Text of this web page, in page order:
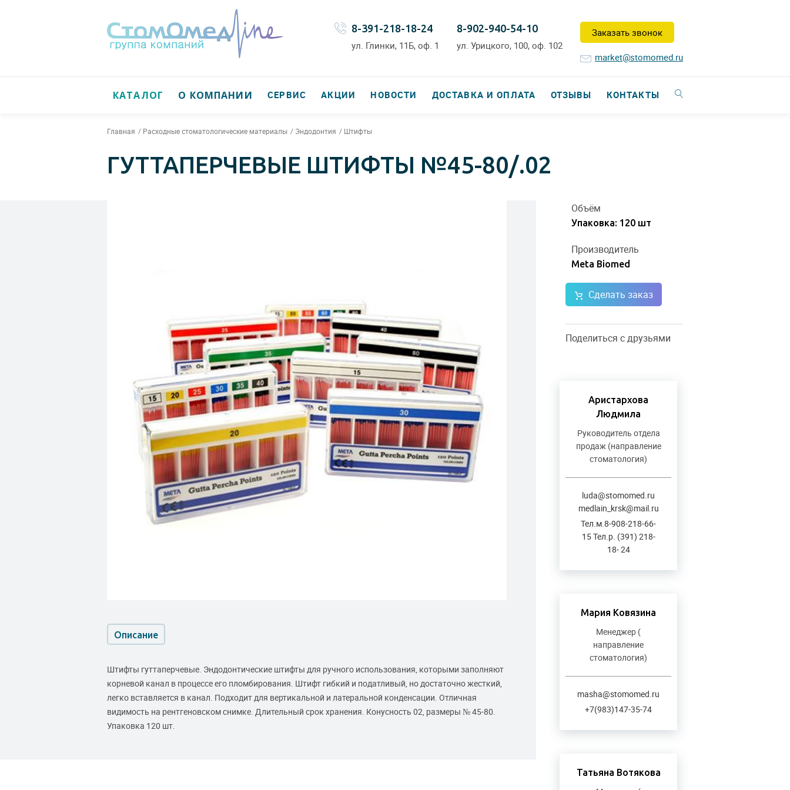
Заказать звонок
market@stomomed.ru
8-902-940-54-10
ул. Урицкого, 100, оф. 102
8-391-218-18-24
ул. Глинки, 11Б, оф. 1
КАТАЛОГ О КОМПАНИИ СЕРВИС АКЦИИ НОВОСТИ ДОСТАВКА И ОПЛАТА ОТЗЫВЫ КОНТАКТЫ
Главная Расходные стоматологические материалы Эндодонтия Штифты
ГУТТАПЕРЧЕВЫЕ ШТИФТЫ №45-80/.02
Объём
Упаковка: 120 шт
Производитель
Meta Biomed
Сделать заказ
Поделиться с друзьями
Аристархова
Людмила
Руководитель отдела
продаж (направление
стоматология)
luda@stomomed.ru
medlain_krsk@mail.ru
Тел.м.8-908-218-66-
15 Тел.р. (391) 218-
18- 24
Мария Ковязина
Менеджер (
направление
стоматология)
masha@stomomed.ru
+7(983)147-35-74
Татьяна Вотякова
Описание
Штифты гуттаперчевые. Эндодонтические штифты для ручного использования, которыми заполняют
корневой канал в процессе его пломбирования. Штифт гибкий и податливый, но достаточно жесткий,
легко вставляется в канал. Подходит для вертикальной и латеральной конденсации. Отличная
видимость на рентгеновском снимке. Длительный срок хранения. Конусность 02, размеры № 45-80.
Упаковка 120 шт.